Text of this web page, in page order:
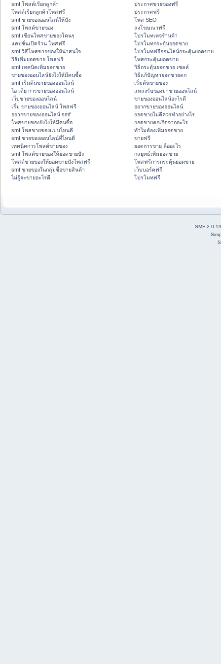
smf โพสต์เรียกลูกค้า
โพสต์เรียกลูกค้าโพสฟรี
smf ขายของออนไลน์ให้ปัง
smf โพสต์ขายของ
smf เขียนโพสขายของโดนๆ
แคปชั่นเปิดร้าน โพสฟรี
smf วิธีโพสขายของให้น่าสนใจ
วิธีเพิ่มยอดขาย โพสฟรี
smf เทคนิคเพิ่มยอดขาย
ขายของออนไลน์ยังไงให้มีคนซื้อ
smf เริ่มต้นขายของออนไลน์
ไอ เดีย การขายของออนไลน์
เว็บขายของออนไลน์
เริ่ม ขายของออนไลน์ โพสฟรี
อยากขายของออนไลน์ smf
โพสขายของยังไงให้มีคนซื้อ
smf โพสขายของแบบไหนดี
smf ขายของออนไลน์ที่ไหนดี
เทคนิคการโพสต์ขายของ
smf โพสต์ขายของให้ยอดขายปัง
โพสต์ขายของให้ยอดขายปังโพสฟรี
smf ขายของในกลุ่มซื้อขายสินค้า
ไม่รู้จะขายอะไรดี
ประกาศขายของฟรี
ประกาศฟรี
โพส SEO
ลงโฆษณาฟรี
โปรโมทเพจร้านค้า
โปรโมทกระตุ้นยอดขาย
โปรโมทฟรีออนไลน์กระตุ้นยอดขาย
โพสกระตุ้นยอดขาย
วิธีกระตุ้นยอดขาย เซลล์
วิธีแก้ปัญหายอดขายตก
เริ่มต้นขายของ
แหล่งรับของมาขายออนไลน์
ขายของออนไลน์อะไรดี
อยากขายของออนไลน์
ยอดขายไม่ดีควรทำอย่างไร
ยอดขายตกเกิดจากอะไร
ทำไมต้องเพิ่มยอดขาย
ขายฟรี
ยอดการขาย คืออะไร
กลยุทธ์เพิ่มยอดขาย
โพสฟรีการกระตุ้นยอดขาย
เว็บบอร์ดฟรี
โปรโมทฟรี
SMF 2.0.19